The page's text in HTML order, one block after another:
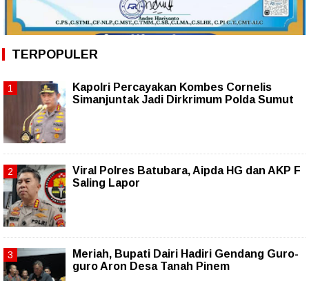
TERPOPULER
Kapolri Percayakan Kombes Cornelis
Simanjuntak Jadi Dirkrimum Polda Sumut
Viral Polres Batubara, Aipda HG dan AKP F
Saling Lapor
Meriah, Bupati Dairi Hadiri Gendang Guro-
guro Aron Desa Tanah Pinem